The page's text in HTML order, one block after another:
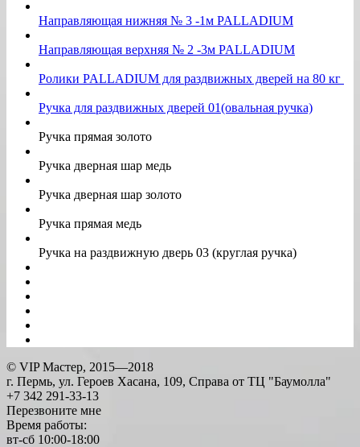
Направляющая нижняя № 3 -1м PALLADIUM
Направляющая верхняя № 2 -3м PALLADIUM
Ролики PALLADIUM для раздвижных дверей на 80 кг
Ручка для раздвижных дверей 01(овальная ручка)
Ручка прямая золото
Ручка дверная шар медь
Ручка дверная шар золото
Ручка прямая медь
Ручка на раздвижную дверь 03 (круглая ручка)
© VIP Мастер, 2015—2018
г. Пермь, ул. Героев Хасана, 109, Справа от ТЦ "Баумолла"
+7 342 291-33-13
Перезвоните мне
Время работы:
вт-сб 10:00-18:00